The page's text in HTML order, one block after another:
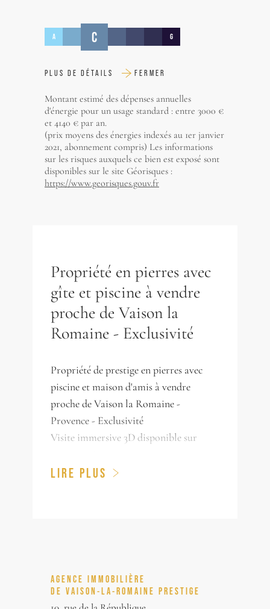
A C G
PLUS DE DÉTAILS FERMER
Montant estimé des dépenses annuelles
d'énergie pour un usage standard : entre 3000 €
et 4140 € par an.
(prix moyens des énergies indexés au 1er janvier
2021, abonnement compris) Les informations
sur les risques auxquels ce bien est exposé sont
disponibles sur le site Géorisques :
https://www.georisques.gouv.fr
Propriété en pierres avec
gîte et piscine à vendre
proche de Vaison la
Romaine - Exclusivité
Propriété de prestige en pierres avec
piscine et maison d'amis à vendre
proche de Vaison la Romaine -
Provence - Exclusivité
Visite immersive 3D disponible sur
L'agence BOSCHI Immobilier vous
magnifique cour intérieure avec piscine
et se compose de 6 chambres, 4 salles
d'eau / bains une salle de sport et une
LIRE PLUS
AGENCE IMMOBILIÈRE
DE VAISON-LA-ROMAINE PRESTIGE